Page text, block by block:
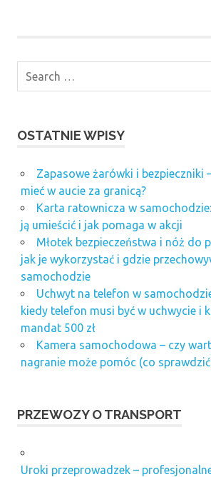
OSTATNIE WPISY
Zapasowe żarówki i bezpieczniki
mieć w aucie za granicą?
Karta ratownicza w
ją umieścić i jak pomaga w akcji
Młotek bezpieczeństwa i nóż do
jak je wykorzystać i gdzie
samochodzie
Uchwyt na telefon w
kiedy telefon musi być w uchwycie i
mandat 500 zł
Kamera samochodowa – czy
nagranie może pomóc (co
PRZEWOZY O TRANSPORT
Uroki przeprowadzek –